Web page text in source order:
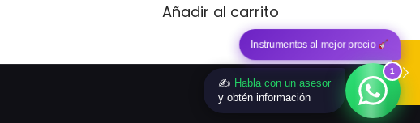
Añadir al carrito
Instrumentos al mejor precio
✍️ Habla con un asesor
y obtén información
1